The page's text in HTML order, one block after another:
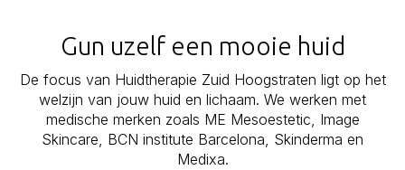
Gun uzelf een mooie huid
De focus van Huidtherapie Zuid Hoogstraten ligt op het
welzijn van jouw huid en lichaam. We werken met
medische merken zoals ME Mesoestetic, Image
Skincare, BCN institute Barcelona, Skinderma en
Medixa.